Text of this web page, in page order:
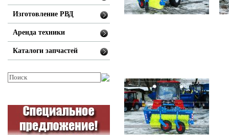
Изготовление РВД
Аренда техники
Каталоги запчастей